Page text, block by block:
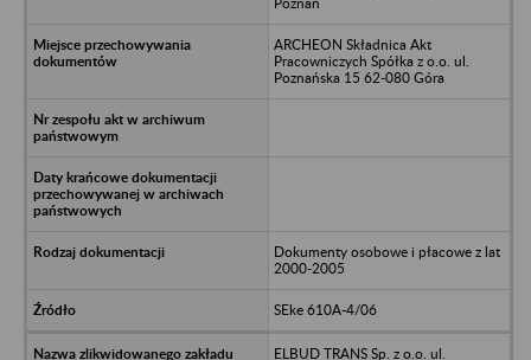
ARCHEON Składnica Akt
Pracowniczych Spółka z o.o. ul.
Poznańska 15 62-080 Góra
Dokumenty osobowe i płacowe z lat
2000-2005
SEke 610A-4/06
ELBUD TRANS Sp. z o.o. ul.